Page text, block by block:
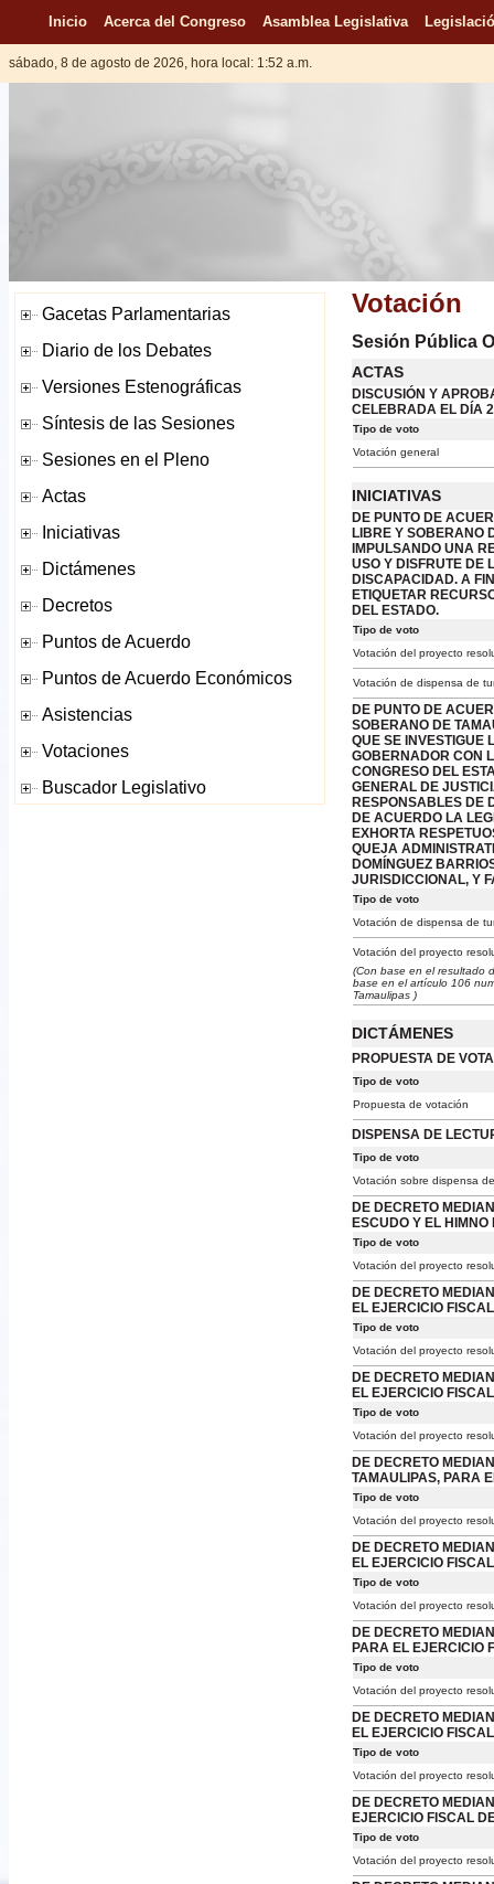
Inicio Acerca del Congreso Asamblea Legislativa
sábado, 8 de agosto de 2026, hora local: 1:52 a.m.
Votación
Sesión Pública
ACTAS
DISCUSIÓN Y
CELEBRADA EL DÍA
Tipo de voto
Votación general
INICIATIVAS
DE PUNTO DE
LIBRE Y SOBERANO
IMPULSANDO UNA
USO Y DISFRUTE DE
DISCAPACIDAD. A
ETIQUETAR
DEL ESTADO.
Tipo de voto
Votación del proyecto
Votación de dispensa de
DE PUNTO DE
SOBERANO DE
QUE SE INVESTIGUE
GOBERNADOR CON
CONGRESO DEL
GENERAL DE
RESPONSABLES DE
DE ACUERDO LA
EXHORTA
QUEJA
DOMÍNGUEZ
JURISDICCIONAL, Y
Tipo de voto
Votación de dispensa de
Votación del proyecto
(Con base en el resultado
base en el artículo 106
Tamaulipas )
DICTÁMENES
PROPUESTA DE
Tipo de voto
Propuesta de votación
DISPENSA DE
Tipo de voto
Votación sobre dispensa
DE DECRETO
ESCUDO Y EL
Tipo de voto
Votación del proyecto
DE DECRETO
EL EJERCICIO
Tipo de voto
Votación del proyecto
DE DECRETO
EL EJERCICIO
Tipo de voto
Votación del proyecto
DE DECRETO
TAMAULIPAS, PARA
Tipo de voto
Votación del proyecto
DE DECRETO
EL EJERCICIO
Tipo de voto
Votación del proyecto
DE DECRETO
PARA EL EJERCICIO
Tipo de voto
Votación del proyecto
DE DECRETO
EL EJERCICIO
Tipo de voto
Votación del proyecto
DE DECRETO
EJERCICIO FISCAL
Tipo de voto
Votación del proyecto